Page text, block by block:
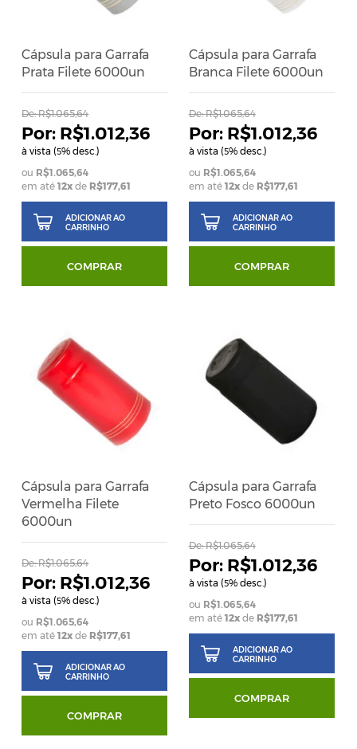
Cápsula para Garrafa
Prata Filete 6000un
De:R$1.065,64
R$1.012,36
à vista (5% desc.)
R$1.065,64
em até12x de R$177,61
ADICIONAR AO
CARRINHO
COMPRAR
Cápsula para Garrafa
Branca Filete 6000un
De:R$1.065,64
R$1.012,36
à vista (5% desc.)
R$1.065,64
em até 12xde R$177,61
ADICIONAR AO
CARRINHO
COMPRAR
Cápsula para Garrafa
Vermelha Filete
6000un
De:R$1.065,64
R$1.012,36
à vista (5% desc.)
R$1.065,64
em até12x de R$177,61
ADICIONAR AO
CARRINHO
COMPRAR
Cápsula para Garrafa
Preto Fosco 6000un
De:R$1.065,64
R$1.012,36
à vista (5% desc.)
R$1.065,64
em até 12xde R$177,61
ADICIONAR AO
CARRINHO
COMPRAR